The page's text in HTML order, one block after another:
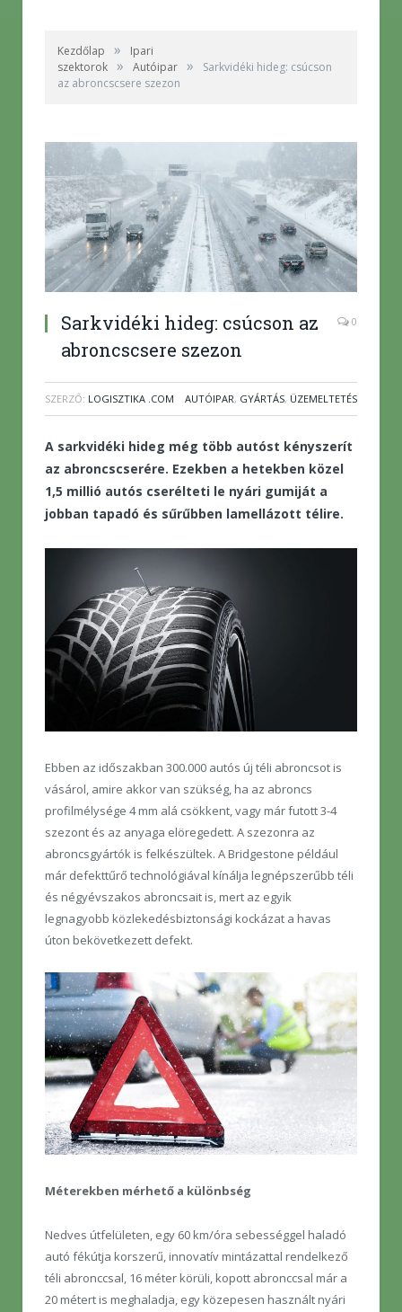
Kezdőlap »
Ipari
szektorok » Autóipar »
Sarkvidéki hideg: csúcson
az abroncscsere szezon
Sarkvidéki hideg: csúcson az
abroncscsere szezon
0
SZERZŐ: LOGISZTIKA .COM AUTÓIPAR, GYÁRTÁS, ÜZEMELTETÉS
A sarkvidéki hideg még több autóst kényszerít
az abroncscserére. Ezekben a hetekben közel
1,5 millió autós cserélteti le nyári gumiját a
jobban tapadó és sűrűbben lamellázott télire.
Ebben az időszakban 300.000 autós új téli abroncsot is
vásárol, amire akkor van szükség, ha az abroncs
profilmélysége 4 mm alá csökkent, vagy már futott 3-4
szezont és az anyaga elöregedett. A szezonra az
abroncsgyártók is felkészültek. A Bridgestone például
már defekttűrő technológiával kínálja legnépszerűbb téli
és négyévszakos abroncsait is, mert az egyik
legnagyobb közlekedésbiztonsági kockázat a havas
úton bekövetkezett defekt.
Méterekben mérhető a különbség
Nedves útfelületen, egy 60 km/óra sebességgel haladó
autó fékútja korszerű, innovatív mintázattal rendelkező
téli abronccsal, 16 méter körüli, kopott abronccsal már a
20 métert is meghaladja, egy közepesen használt nyári